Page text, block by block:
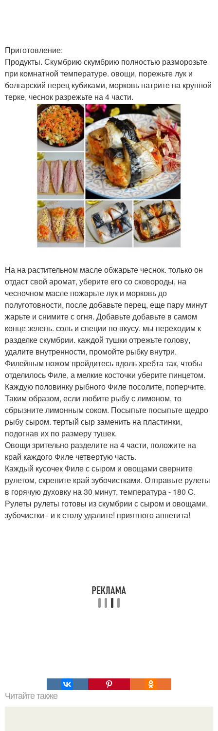
Приготовление:
Продукты. Скумбрию скумбрию полностью разморозьте
при комнатной температуре. овощи, порежьте лук и
болгарский перец кубиками, морковь натрите на крупной
терке, чеснок разрежьте на 4 части.
На на растительном масле обжарьте чеснок. только он
отдаст свой аромат, уберите его со сковороды, на
чесночном масле пожарьте лук и морковь до
полуготовности, после добавьте перец, еще пару минут
жарьте и снимите с огня. Добавьте добавьте в самом
конце зелень. соль и специи по вкусу. мы переходим к
разделке скумбрии. каждой тушки отрежьте голову,
удалите внутренности, промойте рыбку внутри.
Филейным ножом пройдитесь вдоль хребта так, чтобы
отделилось Филе, а мелкие косточки уберите пинцетом.
Каждую половинку рыбного Филе посолите, поперчите.
Таким образом, если любите рыбу с лимоном, то
сбрызните лимонным соком. Посыпьте посыпьте щедро
рыбу сыром. тертый сыр заменить на пластинки,
подогнав их по размеру тушек.
Овощи зрительно разделите на 4 части, положите на
край каждого Филе четвертую часть.
Каждый кусочек Филе с сыром и овощами сверните
рулетом, скрепите край зубочистками. Отправьте рулеты
в горячую духовку на 30 минут, температура - 180 C.
Рулеты рулеты готовы из скумбрии с сыром и овощами.
зубочистки - и к столу удалите! приятного аппетита!
Читайте также